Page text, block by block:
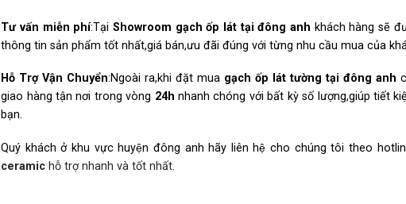
Tư vấn miễn phí:Tại Showroom gạch ốp lát tạiđông anh khách hàng sẽ
thông tin sản phẩm tốt nhất,giá bán,ưu đãi đúng với từng nhu cầu mua của
Hỗ Trợ Vận Chuyển:Ngoài ra,khi đặt mua gạch ốp lát tường tạiđông anh
giao hàng tận nơi trong vòng 24h nhanh chóng với bất kỳ số lượng,giúp tiết
bạn.
Quý khách ở khu vực huyện đông anh hãy liên hệ cho chúng tôi theo
ceramic hỗ trợ nhanh và tốt nhất.